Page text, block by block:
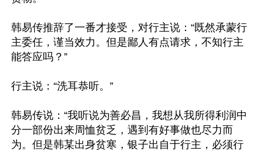
韩易传推辞了一番才接受，对行主说：“既然承蒙行
主委任，谨当效力。但是鄙人有点请求，不知行主
能答应吗？”
行主说：“洗耳恭听。”
韩易传说：“我听说为善必昌，我想从我所得利润中
分一部份出来周恤贫乏，遇到有好事做也尽力而
为。但是韩某出身贫寒，银子出自于行主，必须行